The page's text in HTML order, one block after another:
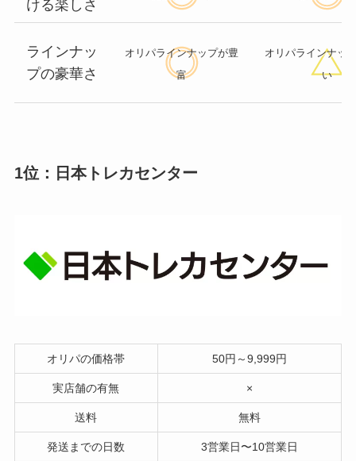
ける楽しさ
ラインナッ
プの豪華さ
オリパラインナップが豊
富
オリパラインナッ
い
1位：日本トレカセンター
オリパの価格帯 50円～9,999円
実店舗の有無 ×
送料 無料
発送までの日数 3営業日〜10営業日